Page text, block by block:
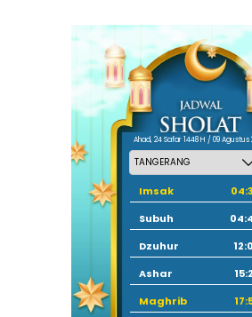
Ahad, 24 Safar 1448 H / 09 Agustus
Imsak
Subuh
Dzuhur
Ashar
Maghrib